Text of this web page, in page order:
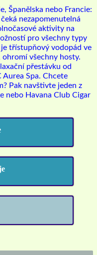
Španělska nebo Francie:
nezapomenutelná
aktivity na
pro všechny typy
třístupňový vodopád ve
všechny hosty.
přestávku od
Spa. Chcete
Pak navštivte jeden z
nebo Havana Club Cigar